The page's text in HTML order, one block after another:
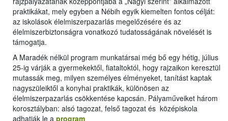
praktikákat, mely egyben a Nébih egyik kiemelten fontos célját:
az iskolások élelmiszerpazarlás megelőzésére és az
élelmiszerbiztonságra vonatkozó tudatosságának növelését is
támogatja.
A Maradék nélkül program munkatársai még bő egy hétig, július
25-ig várják a gyermekektől, fiataltoktól, hogy rajzaikon keresztül
mutassák meg, milyen személyes élményeket, tanítást kaptak
nagyszüleiktől a konyhai praktikák, különösen az
élelmiszerpazarlás csökkentése kapcsán. Pályaműveiket három
korosztályban: alsó tagozat, felső tagozat és középiskola
adhatják le a program